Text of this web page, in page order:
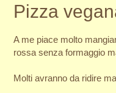
Pizza
A me piace molto
rossa senza formaggio
Molti avranno da ridire